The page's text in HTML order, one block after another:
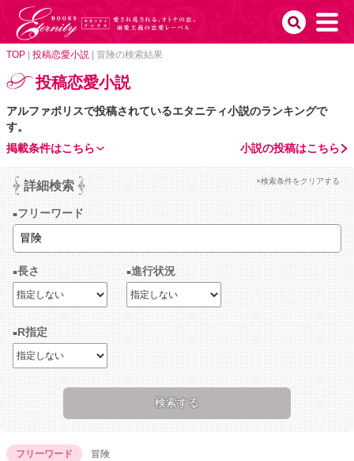
TOP 投稿恋愛小説 冒険の検索結果
投稿恋愛小説
アルファポリスで投稿されているエタニティ小説のランキングで
す。
小説の投稿はこちら
掲載条件はこちら
詳細検索 ×検索条件をクリアする
フリーワード
長さ 進行状況
R指定
フリーワード 冒険